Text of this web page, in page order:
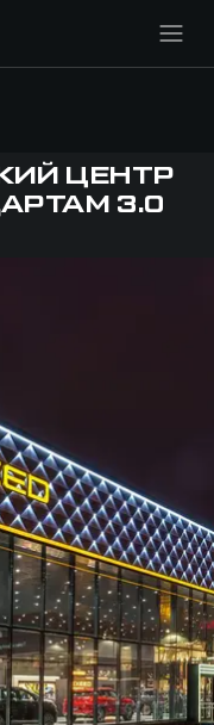
ЦЕНТР
3.0